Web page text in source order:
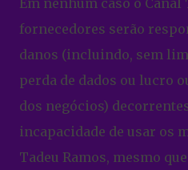
Em nenhum caso o Canal
fornecedores serão
danos (incluindo, sem
perda de dados ou lucro
dos negócios)
incapacidade de usar os
Tadeu Ramos, mesmo